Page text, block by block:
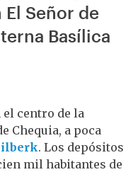
Señor de
Basílica
centro de la
Chequia, a poca
. Los depósitos
mil habitantes de